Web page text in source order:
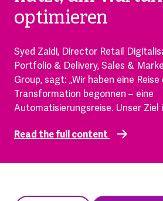
optimieren
Syed Zaidi, Director Retail
Portfolio & Delivery, Sales &
Group, sagt: „Wir haben eine
Transformation begonnen – eine
Automatisierungsreise. Unser Ziel
Read the full content